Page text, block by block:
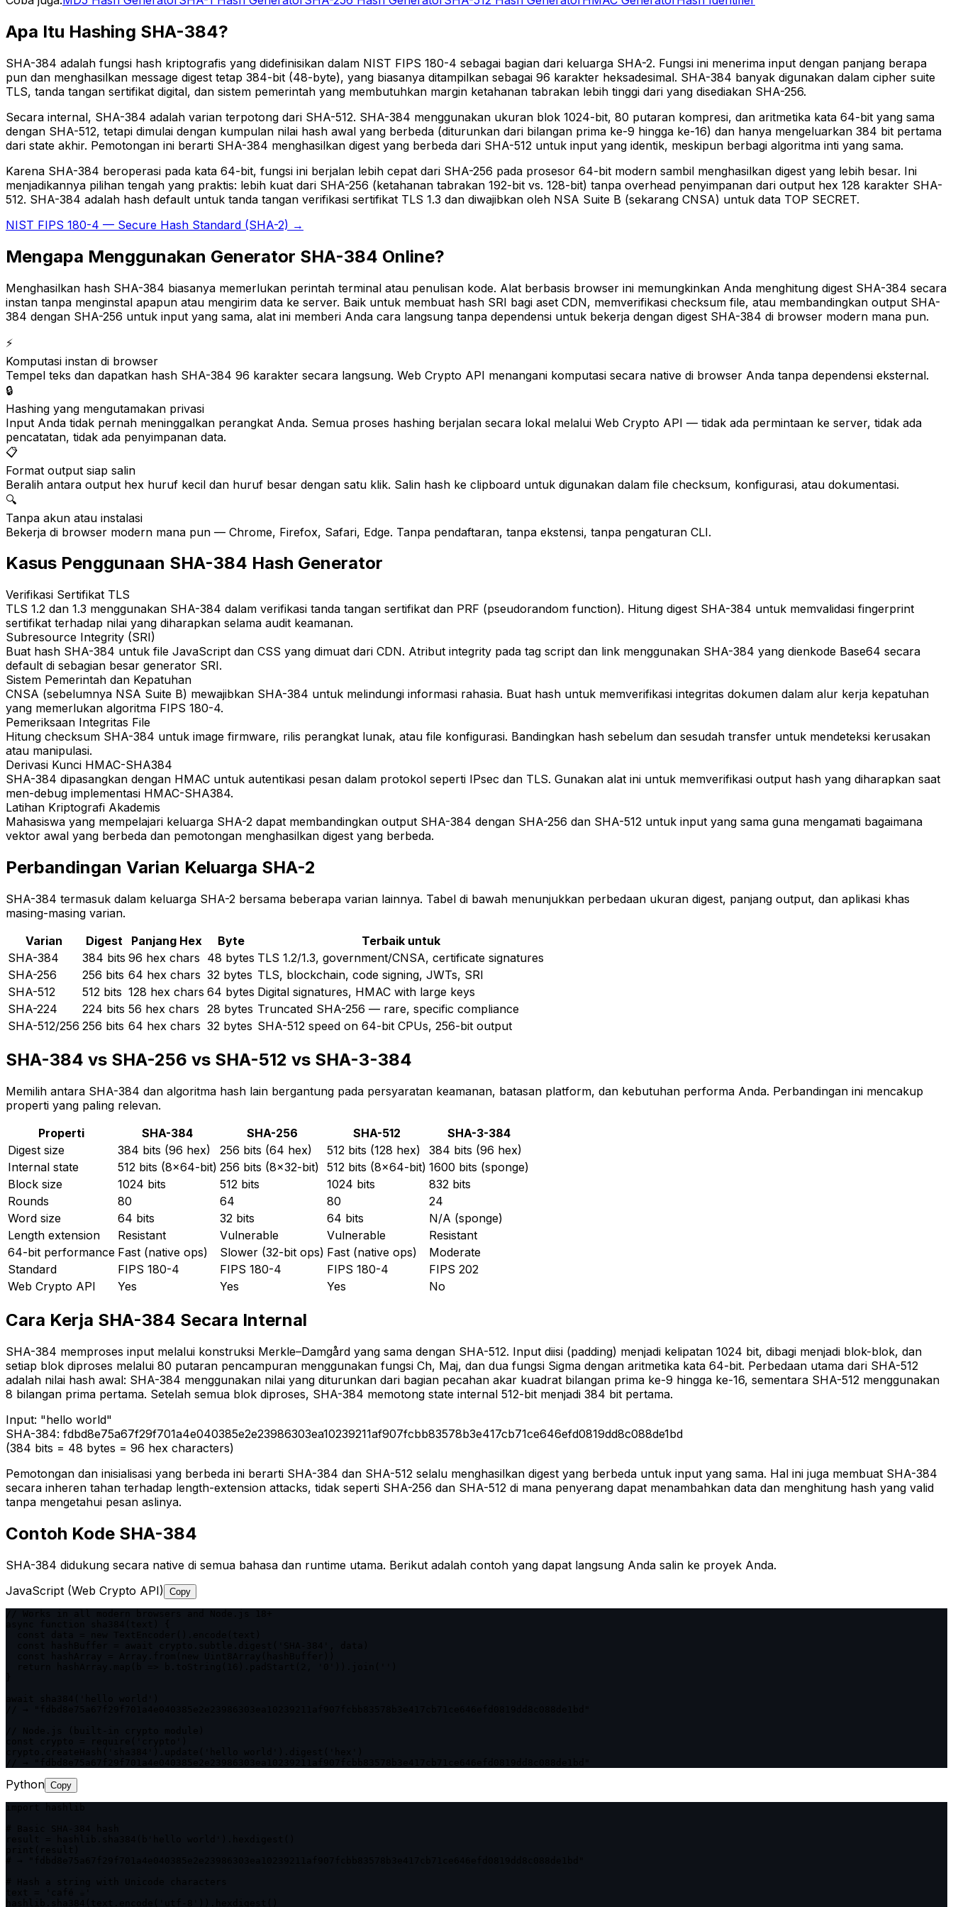
Apa Itu Hashing SHA-384?
SHA-384 adalah fungsi hash kriptografis yang didefinisikan dalam NIST FIPS 180-4 sebagai bagian dari keluarga SHA-2. Fungsi ini menerima input dengan panjang berapa
pun dan menghasilkan message digest tetap 384-bit (48-byte), yang biasanya ditampilkan sebagai 96 karakter heksadesimal. SHA-384 banyak digunakan dalam cipher suite
TLS, tanda tangan sertifikat digital, dan sistem pemerintah yang membutuhkan margin ketahanan tabrakan lebih tinggi dari yang disediakan SHA-256.
Secara internal, SHA-384 adalah varian terpotong dari SHA-512. SHA-384 menggunakan ukuran blok 1024-bit, 80 putaran kompresi, dan aritmetika kata 64-bit yang sama
dengan SHA-512, tetapi dimulai dengan kumpulan nilai hash awal yang berbeda (diturunkan dari bilangan prima ke-9 hingga ke-16) dan hanya mengeluarkan 384 bit pertama
dari state akhir. Pemotongan ini berarti SHA-384 menghasilkan digest yang berbeda dari SHA-512 untuk input yang identik, meskipun berbagi algoritma inti yang sama.
Karena SHA-384 beroperasi pada kata 64-bit, fungsi ini berjalan lebih cepat dari SHA-256 pada prosesor 64-bit modern sambil menghasilkan digest yang lebih besar. Ini
menjadikannya pilihan tengah yang praktis: lebih kuat dari SHA-256 (ketahanan tabrakan 192-bit vs. 128-bit) tanpa overhead penyimpanan dari output hex 128 karakter SHA-
512. SHA-384 adalah hash default untuk tanda tangan verifikasi sertifikat TLS 1.3 dan diwajibkan oleh NSA Suite B (sekarang CNSA) untuk data TOP SECRET.
NIST FIPS 180-4 — Secure Hash Standard (SHA-2) →
Mengapa Menggunakan Generator SHA-384 Online?
Menghasilkan hash SHA-384 biasanya memerlukan perintah terminal atau penulisan kode. Alat berbasis browser ini memungkinkan Anda menghitung digest SHA-384 secara
instan tanpa menginstal apapun atau mengirim data ke server. Baik untuk membuat hash SRI bagi aset CDN, memverifikasi checksum file, atau membandingkan output SHA-
384 dengan SHA-256 untuk input yang sama, alat ini memberi Anda cara langsung tanpa dependensi untuk bekerja dengan digest SHA-384 di browser modern mana pun.
⚡
Komputasi instan di browser
Tempel teks dan dapatkan hash SHA-384 96 karakter secara langsung. Web Crypto API menangani komputasi secara native di browser Anda tanpa dependensi eksternal.
🔒
Hashing yang mengutamakan privasi
Input Anda tidak pernah meninggalkan perangkat Anda. Semua proses hashing berjalan secara lokal melalui Web Crypto API — tidak ada permintaan ke server, tidak ada
pencatatan, tidak ada penyimpanan data.
📋
Format output siap salin
Beralih antara output hex huruf kecil dan huruf besar dengan satu klik. Salin hash ke clipboard untuk digunakan dalam file checksum, konfigurasi, atau dokumentasi.
🔍
Tanpa akun atau instalasi
Bekerja di browser modern mana pun — Chrome, Firefox, Safari, Edge. Tanpa pendaftaran, tanpa ekstensi, tanpa pengaturan CLI.
Kasus Penggunaan SHA-384 Hash Generator
Verifikasi Sertifikat TLS
TLS 1.2 dan 1.3 menggunakan SHA-384 dalam verifikasi tanda tangan sertifikat dan PRF (pseudorandom function). Hitung digest SHA-384 untuk memvalidasi fingerprint
sertifikat terhadap nilai yang diharapkan selama audit keamanan.
Subresource Integrity (SRI)
Buat hash SHA-384 untuk file JavaScript dan CSS yang dimuat dari CDN. Atribut integrity pada tag script dan link menggunakan SHA-384 yang dienkode Base64 secara
default di sebagian besar generator SRI.
Sistem Pemerintah dan Kepatuhan
CNSA (sebelumnya NSA Suite B) mewajibkan SHA-384 untuk melindungi informasi rahasia. Buat hash untuk memverifikasi integritas dokumen dalam alur kerja kepatuhan
yang memerlukan algoritma FIPS 180-4.
Pemeriksaan Integritas File
Hitung checksum SHA-384 untuk image firmware, rilis perangkat lunak, atau file konfigurasi. Bandingkan hash sebelum dan sesudah transfer untuk mendeteksi kerusakan
atau manipulasi.
Derivasi Kunci HMAC-SHA384
SHA-384 dipasangkan dengan HMAC untuk autentikasi pesan dalam protokol seperti IPsec dan TLS. Gunakan alat ini untuk memverifikasi output hash yang diharapkan saat
men-debug implementasi HMAC-SHA384.
Latihan Kriptografi Akademis
Mahasiswa yang mempelajari keluarga SHA-2 dapat membandingkan output SHA-384 dengan SHA-256 dan SHA-512 untuk input yang sama guna mengamati bagaimana
vektor awal yang berbeda dan pemotongan menghasilkan digest yang berbeda.
Perbandingan Varian Keluarga SHA-2
SHA-384 termasuk dalam keluarga SHA-2 bersama beberapa varian lainnya. Tabel di bawah menunjukkan perbedaan ukuran digest, panjang output, dan aplikasi khas
masing-masing varian.
Varian
Digest Panjang Hex Byte
Terbaik untuk
SHA-384
384 bits 96 hex chars 48 bytes TLS 1.2/1.3, government/CNSA, certificate signatures
SHA-256
256 bits 64 hex chars 32 bytes TLS, blockchain, code signing, JWTs, SRI
SHA-512
512 bits 128 hex chars 64 bytes Digital signatures, HMAC with large keys
SHA-224
224 bits 56 hex chars 28 bytes Truncated SHA-256 — rare, specific compliance
SHA-512/256 256 bits 64 hex chars 32 bytes SHA-512 speed on 64-bit CPUs, 256-bit output
SHA-384 vs SHA-256 vs SHA-512 vs SHA-3-384
Memilih antara SHA-384 dan algoritma hash lain bergantung pada persyaratan keamanan, batasan platform, dan kebutuhan performa Anda. Perbandingan ini mencakup
properti yang paling relevan.
Properti
SHA-384 SHA-256 SHA-512
SHA-3-384
Digest size
384 bits (96 hex) 256 bits (64 hex) 512 bits (128 hex)
384 bits (96 hex)
Internal state
512 bits (8x64-bit) 256 bits (8x32-bit) 512 bits (8x64-bit) 1600 bits (sponge)
Block size
1024 bits 512 bits 1024 bits
832 bits
Rounds
80 64 80
24
Word size
64 bits 32 bits 64 bits
N/A (sponge)
Length extension
Resistant Vulnerable Vulnerable
Resistant
64-bit performance Fast (native ops) Slower (32-bit ops) Fast (native ops)
Moderate
Standard
FIPS 180-4 FIPS 180-4 FIPS 180-4
FIPS 202
Web Crypto API
Yes Yes Yes No
Cara Kerja SHA-384 Secara Internal
SHA-384 memproses input melalui konstruksi Merkle–Damgård yang sama dengan SHA-512. Input diisi (padding) menjadi kelipatan 1024 bit, dibagi menjadi blok-blok, dan
setiap blok diproses melalui 80 putaran pencampuran menggunakan fungsi Ch, Maj, dan dua fungsi Sigma dengan aritmetika kata 64-bit. Perbedaan utama dari SHA-512
adalah nilai hash awal: SHA-384 menggunakan nilai yang diturunkan dari bagian pecahan akar kuadrat bilangan prima ke-9 hingga ke-16, sementara SHA-512 menggunakan
8 bilangan prima pertama. Setelah semua blok diproses, SHA-384 memotong state internal 512-bit menjadi 384 bit pertama.
Input: "hello world"
SHA-384: fdbd8e75a67f29f701a4e040385e2e23986303ea10239211af907fcbb83578b3e417cb71ce646efd0819dd8c088de1bd
(384 bits = 48 bytes = 96 hex characters)
Pemotongan dan inisialisasi yang berbeda ini berarti SHA-384 dan SHA-512 selalu menghasilkan digest yang berbeda untuk input yang sama. Hal ini juga membuat SHA-384
secara inheren tahan terhadap length-extension attacks, tidak seperti SHA-256 dan SHA-512 di mana penyerang dapat menambahkan data dan menghitung hash yang valid
tanpa mengetahui pesan aslinya.
Contoh Kode SHA-384
SHA-384 didukung secara native di semua bahasa dan runtime utama. Berikut adalah contoh yang dapat langsung Anda salin ke proyek Anda.
JavaScript (Web Crypto API) Copy
Python Copy